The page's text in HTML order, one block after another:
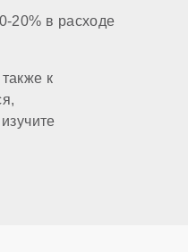
80x80 мм
1 1/4 дюйма
20% в расходе
к